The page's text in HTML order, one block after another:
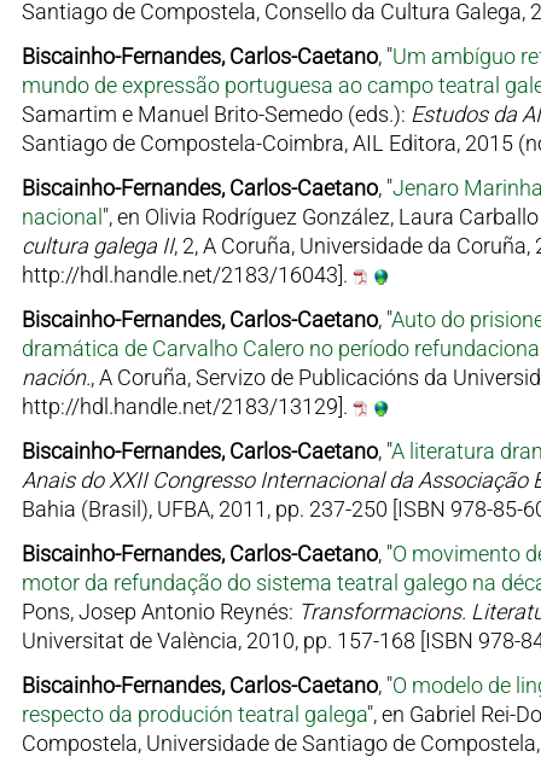
Santiago de Compostela, Consello da Cultura
Biscainho-Fernandes, Carlos-Caetano, "Um ambíguo
mundo de expressão portuguesa ao campo teatral
Samartim e Manuel Brito-Semedo (eds.): Estudos da
Santiago de Compostela-Coimbra, AIL Editora, 2015
Biscainho-Fernandes, Carlos-Caetano, "Jenaro
nacional ", en Olivia Rodríguez González, Laura
cultura galega II, 2, A Coruña, Universidade da
http://hdl.handle.net/2183/16043].
Biscainho-Fernandes, Carlos-Caetano, "Auto do
dramática de Carvalho Calero no período
nación., A Coruña, Servizo de Publicacións da
http://hdl.handle.net/2183/13129].
Biscainho-Fernandes, Carlos-Caetano, "A literatura
Anais do XXII Congresso Internacional da
Bahia (Brasil), UFBA, 2011, pp. 237-250 [ISBN 978-
Biscainho-Fernandes, Carlos-Caetano, "O movimento
motor da refundação do sistema teatral galego na
Pons, Josep Antonio Reynés: Transformacions.
Universitat de València, 2010, pp. 157-168 [ISBN 978-
Biscainho-Fernandes, Carlos-Caetano, "O modelo de
respecto da produción teatral galega", en Gabriel Rei-
Compostela, Universidade de Santiago de